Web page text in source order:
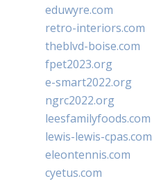
eduwyre.com
retro-interiors.com
theblvd-boise.com
fpet2023.org
e-smart2022.org
ngrc2022.org
leesfamilyfoods.com
lewis-lewis-cpas.com
eleontennis.com
cyetus.com